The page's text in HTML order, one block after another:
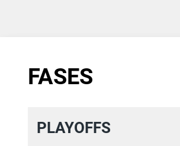
FASES
PLAYOFFS